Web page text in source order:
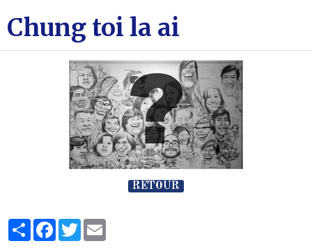
Chung toi la ai
RETOUR
PartagerFacebookTwitter